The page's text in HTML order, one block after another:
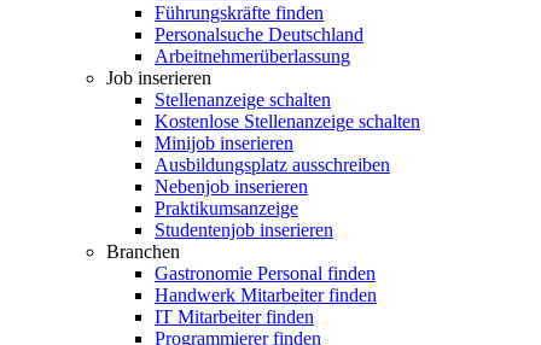
Führungskräfte finden
Personalsuche Deutschland
Arbeitnehmerüberlassung
Job inserieren
Stellenanzeige schalten
Kostenlose Stellenanzeige schalten
Minijob inserieren
Ausbildungsplatz ausschreiben
Nebenjob inserieren
Praktikumsanzeige
Studentenjob inserieren
Branchen
Gastronomie Personal finden
Handwerk Mitarbeiter finden
IT Mitarbeiter finden
Programmierer finden